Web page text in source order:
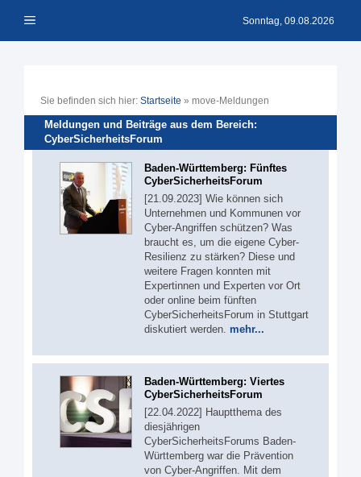
Inhalt Menü Sonntag, 09.08.2026
Sie befinden sich hier: Startseite » move-Meldungen
Meldungen und Beiträge aus dem Bereich:
CyberSicherheitsForum
Baden-Württemberg: Fünftes
CyberSicherheitsForum
[21.09.2023] Wie können sich
Unternehmen und Kommunen vor
Cyber-Angriffen schützen? Was
braucht es, um die eigene Cyber-
Resilienz zu stärken? Diese und
weitere Fragen konnten mit
Expertinnen und Experten vor Ort
oder online beim fünften
CyberSicherheitsForum in Stuttgart
diskutiert werden. mehr...
Baden-Württemberg: Viertes
CyberSicherheitsForum
[22.04.2022] Hauptthema des
diesjährigen
CyberSicherheitsForums Baden-
Württemberg war die Prävention
von Cyber-Angriffen. Mit dem